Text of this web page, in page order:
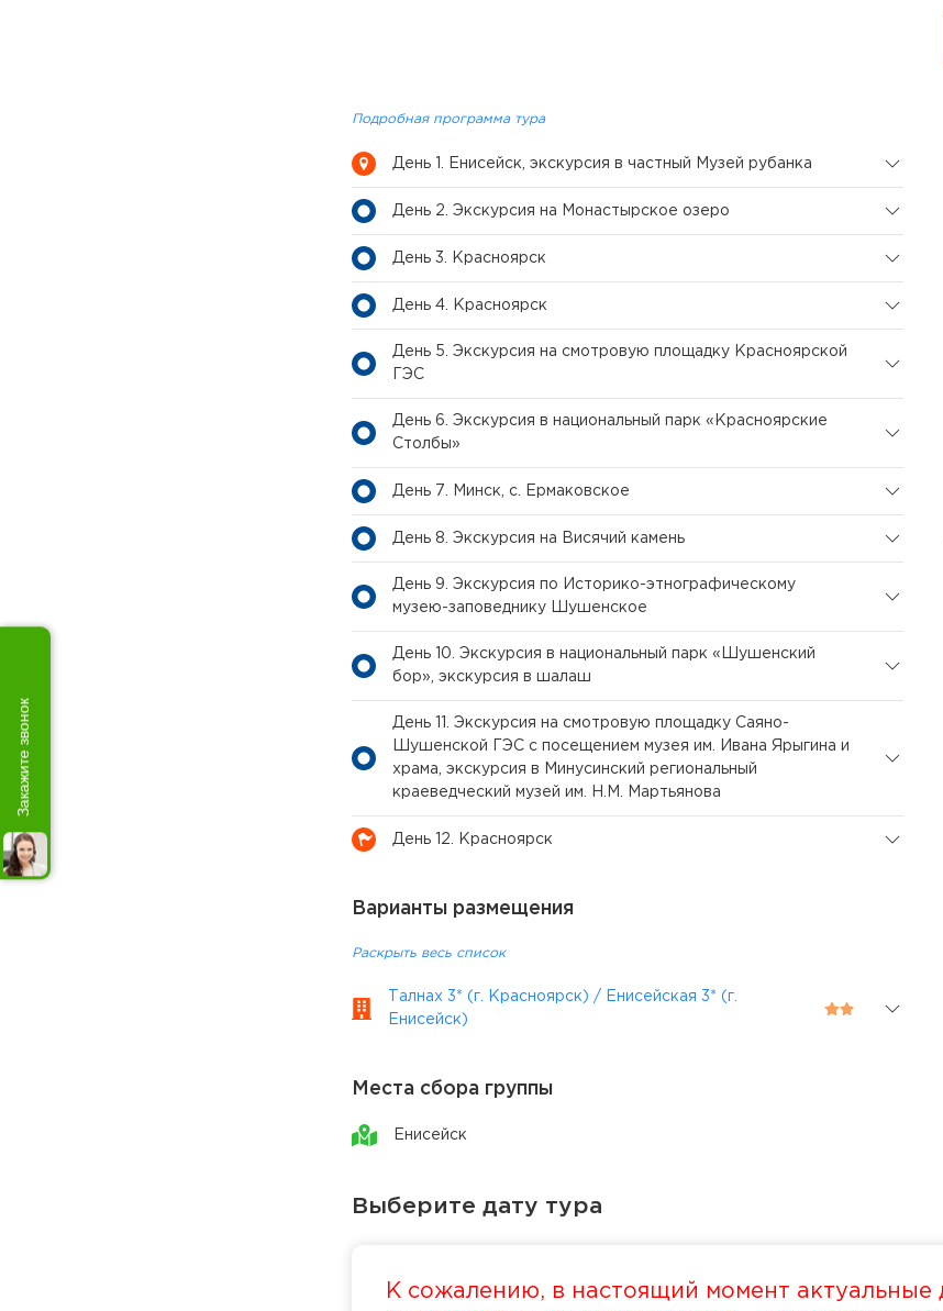
Подробная программа тура
День 1. Енисейск, экскурсия в частный Музей рубанка
День 2. Экскурсия на Монастырское озеро
День 3. Красноярск
День 4. Красноярск
День 5. Экскурсия на смотровую площадку Красноярской
ГЭС
День 6. Экскурсия в национальный парк «Красноярские
Столбы»
День 7. Минск, с. Ермаковское
День 8. Экскурсия на Висячий камень
День 9. Экскурсия по Историко-этнографическому
музею-заповеднику Шушенское
День 10. Экскурсия в национальный парк «Шушенский
бор», экскурсия в шалаш
День 11. Экскурсия на смотровую площадку Саяно-
Шушенской ГЭС с посещением музея им. Ивана Ярыгина и
храма, экскурсия в Минусинский региональный
краеведческий музей им. Н.М. Мартьянова
День 12. Красноярск
Варианты размещения
Раскрыть весь список
Талнах 3* (г. Красноярск) / Енисейская 3* (г.
Енисейск)
Места сбора группы
Енисейск
Выберите дату тура
К сожалению, в настоящий момент актуальные
Закажите звонок